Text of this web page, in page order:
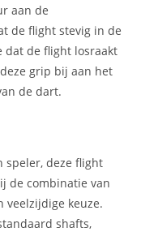
aan de
de flight stevig in de
dat de flight losraakt
grip bij aan het
de dart.
speler, deze flight
de combinatie van
keuze.
shafts,